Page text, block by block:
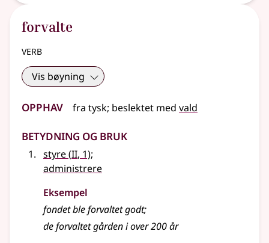
forvalte
verb
Vis bøyning
Opphav fra tysk; beslektet med vald
Betydning og bruk
styre(2
II, 1);
administrere
Eksempel
fondet ble forvaltet godt;
de forvaltet gården i over 200 år